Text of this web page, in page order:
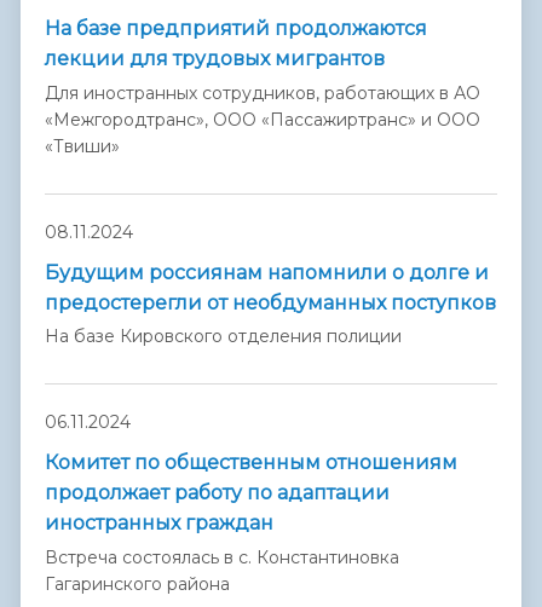
На базе предприятий продолжаются
лекции для трудовых мигрантов
Для иностранных сотрудников, работающих в АО
«Межгородтранс», ООО «Пассажиртранс» и ООО
«Твиши»
08.11.2024
Будущим россиянам напомнили о долге и
предостерегли от необдуманных поступков
На базе Кировского отделения полиции
06.11.2024
Комитет по общественным отношениям
продолжает работу по адаптации
иностранных граждан
Встреча состоялась в с. Константиновка
Гагаринского района